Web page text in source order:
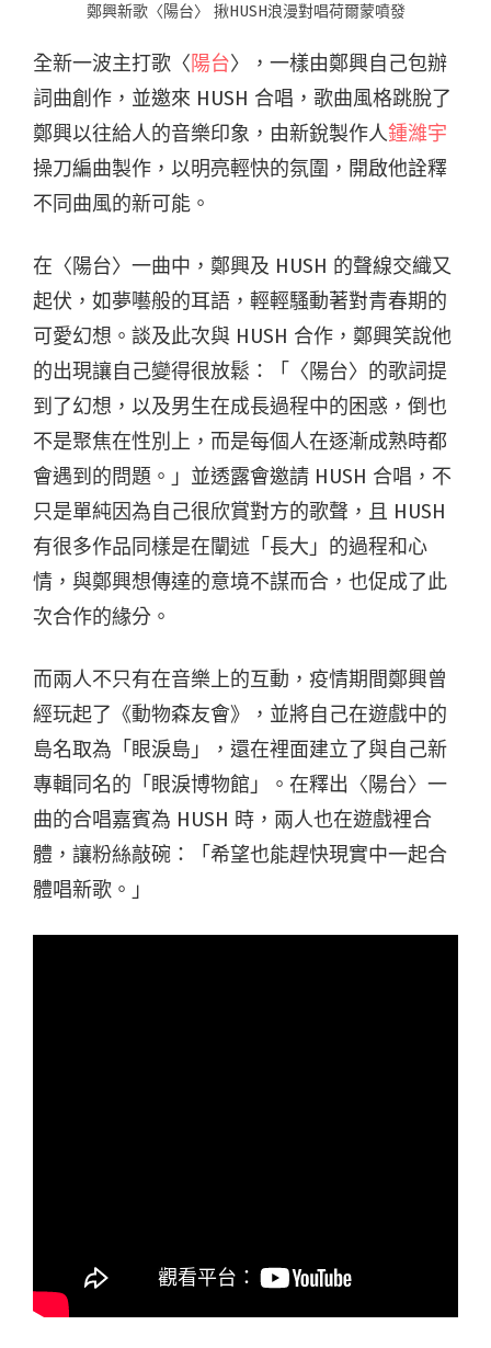
鄭興新歌〈陽台〉 揪HUSH浪漫對唱荷爾蒙噴發
全新一波主打歌〈陽台〉，一樣由鄭興自己包辦
詞曲創作，並邀來 HUSH 合唱，歌曲風格跳脫了
鄭興以往給人的音樂印象，由新銳製作人鍾濰宇
操刀編曲製作，以明亮輕快的氛圍，開啟他詮釋
不同曲風的新可能。
在〈陽台〉一曲中，鄭興及 HUSH 的聲線交織又
起伏，如夢囈般的耳語，輕輕騷動著對青春期的
可愛幻想。談及此次與 HUSH 合作，鄭興笑說他
的出現讓自己變得很放鬆：「〈陽台〉的歌詞提
到了幻想，以及男生在成長過程中的困惑，倒也
不是聚焦在性別上，而是每個人在逐漸成熟時都
會遇到的問題。」並透露會邀請 HUSH 合唱，不
只是單純因為自己很欣賞對方的歌聲，且 HUSH
有很多作品同樣是在闡述「長大」的過程和心
情，與鄭興想傳達的意境不謀而合，也促成了此
次合作的緣分。
而兩人不只有在音樂上的互動，疫情期間鄭興曾
經玩起了《動物森友會》，並將自己在遊戲中的
島名取為「眼淚島」，還在裡面建立了與自己新
專輯同名的「眼淚博物館」。在釋出〈陽台〉一
曲的合唱嘉賓為 HUSH 時，兩人也在遊戲裡合
體，讓粉絲敲碗：「希望也能趕快現實中一起合
體唱新歌。」